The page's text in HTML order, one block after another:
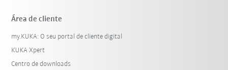
Área de cliente
my.KUKA: O seu portal de cliente digital
KUKA Xpert
Centro de downloads